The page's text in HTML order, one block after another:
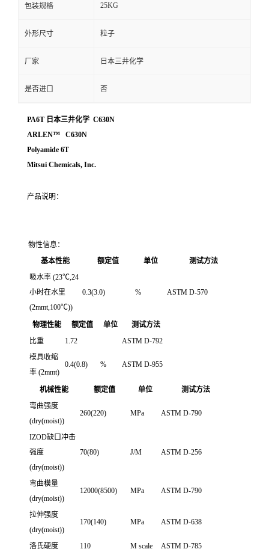
包装规格 25KG
外形尺寸 粒子
厂家 日本三井化学
是否进口 否
PA6T 日本三井化学 C630N
ARLEN™ C630N
Polyamide 6T
Mitsui Chemicals, Inc.
产品说明：
物性信息：
基本性能
额定值 单位
测试方法
吸水率 (23℃,24
小时在水里
(2mmt,100℃))
0.3(3.0) % ASTM D-570
物理性能 额定值 单位
测试方法
比重
1.72
ASTM D-792
模具收缩
率 (2mmt)
0.4(0.8) % ASTM D-955
机械性能 额定值 单位
测试方法
弯曲强度
(dry(moist))
260(220) MPa ASTM D-790
IZOD缺口冲击
强度
(dry(moist))
70(80) J/M ASTM D-256
弯曲模量
(dry(moist))
12000(8500) MPa ASTM D-790
拉伸强度
(dry(moist))
170(140) MPa ASTM D-638
洛氏硬度 110 M scale ASTM D-785